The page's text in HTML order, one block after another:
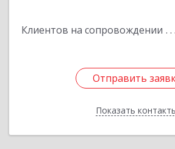
Клиентов на сопровождении
Отправить
Показать
Отправить
Назад